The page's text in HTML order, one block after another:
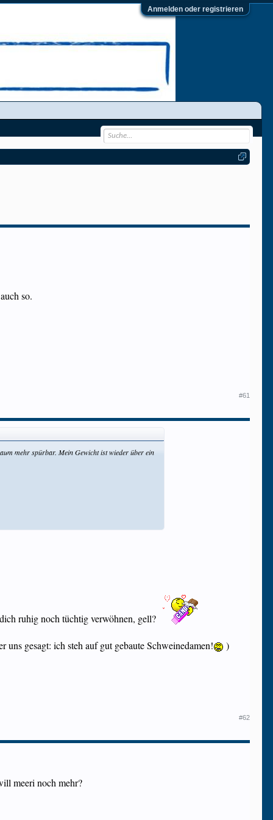
Anmelden oder registrieren
so.
#61
mehr spürbar. Mein Gewicht ist wieder über ein
ruhig noch tüchtig verwöhnen, gell?
gesagt: ich steh auf gut gebaute Schweinedamen! )
#62
meeri noch mehr?